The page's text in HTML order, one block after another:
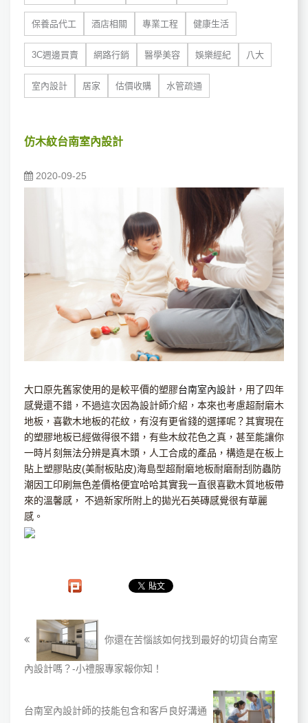
保養品代工 酒店相關 專業工程 健康生活
3C週邊買賣 網路行銷 醫學美容 娛樂經紀 八大
室內設計 居家 估價收購 水管疏通
仿木紋台南室內設計
2020-09-25
大口原先舊家使用的是較平價的塑膠台南室內設計 ，用了四年
感覺還不錯，不過這次因為設計師介紹，本來也考慮超耐磨木
地板，喜歡木地板的花紋，有沒有更省錢的選擇呢？其實現在
的塑膠地板已經做得很不錯，有些木紋花色之真，甚至能讓你
一時片刻無法分辨是真木頭，人工合成的產品，構造是在板上
貼上塑膠貼皮(美耐板貼皮)海島型超耐磨地板耐磨耐刮防蟲防
潮因工印刷無色差價格便宜哈哈其實我一直很喜歡木質地板帶
來的溫馨感， 不過新家所附上的拋光石英磚感覺很有華麗
感。
你還在苦惱該如何找到最好的切貨台南室
內設計嗎？-小禮服專家報你知！
台南室內設計師的技能包含和客戶良好溝通